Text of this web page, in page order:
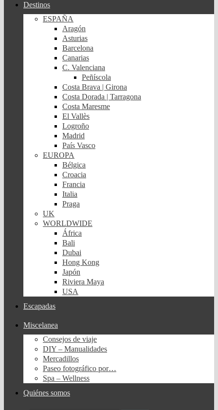
Destinos
ESPAÑA
Aragón
Asturias
Barcelona
Canarias
C. Valenciana
Peñíscola
Costa Brava | Girona
Costa Dorada | Tarragona
Costa Maresme
El Vallès
Logroño
Madrid
País Vasco
EUROPA
Bélgica
Croacia
Francia
Italia
Praga
UK
WORLDWIDE
África
Bali
Dubai
Hong Kong
Japón
Riviera Maya
USA
Escapadas
Miscelanea
Consejos de viaje
DIY – Manualidades
Mercadillos
Paseo fotográfico por…
Spa – Wellness
Quiénes somos